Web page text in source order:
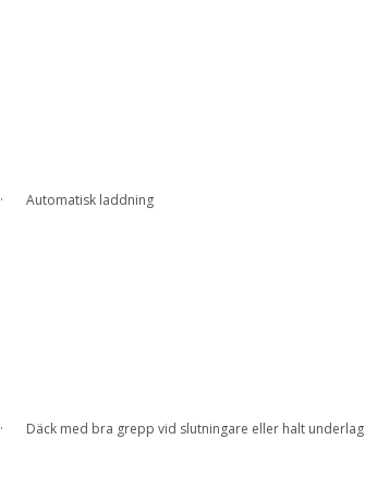
· Automatisk laddning
· Däck med bra grepp vid slutningare eller halt underlag